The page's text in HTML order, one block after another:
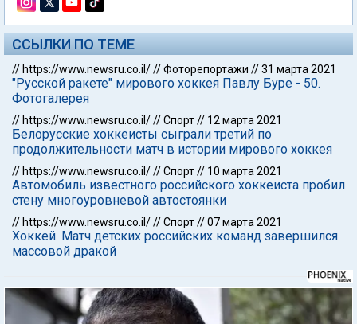
ССЫЛКИ ПО ТЕМЕ
// https://www.newsru.co.il///Фоторепортажи //31 марта 2021
"Русской ракете" мирового хоккея Павлу Буре - 50.
Фотогалерея
// https://www.newsru.co.il///Спорт// 12 марта 2021
Белорусские хоккеисты сыграли третий по
продолжительности матч в истории мирового хоккея
// https://www.newsru.co.il///Спорт// 10 марта 2021
Автомобиль известного российского хоккеиста пробил
стену многоуровневой автостоянки
// https://www.newsru.co.il///Спорт//07 марта 2021
Хоккей. Матч детских российских команд завершился
массовой дракой